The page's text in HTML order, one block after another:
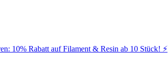
10% Rabatt auf Filament & Resin ab 10 Stück! ⚡️